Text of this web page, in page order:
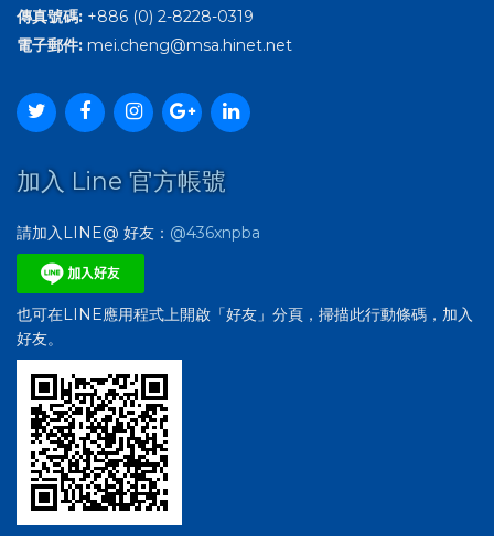
傳真號碼: +886 (0) 2-8228-0319
電子郵件: mei.cheng@msa.hinet.net
加入 Line 官方帳號
請加入LINE@ 好友： @436xnpba
也可在LINE應用程式上開啟「好友」分頁，掃描此行動條碼，加入
好友。